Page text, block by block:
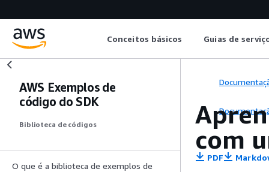
Conceitos básicos Guias de
AWS Exemplos de
código do SDK
Biblioteca de códigos
O que é a biblioteca de exemplos de
com
PDF